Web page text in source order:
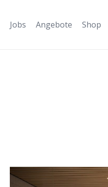
Jobs Angebote Shop